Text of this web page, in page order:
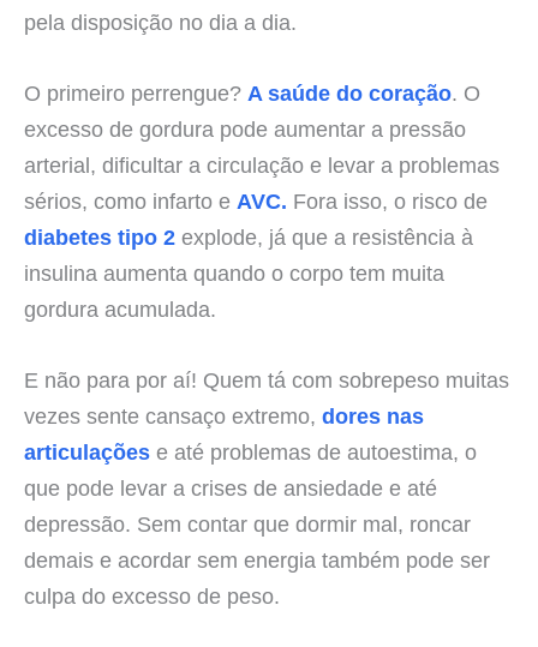
pela disposição no dia a dia.
O primeiro perrengue? A saúde do coração. O
excesso de gordura pode aumentar a pressão
arterial, dificultar a circulação e levar a problemas
sérios, como infarto e AVC. Fora isso, o risco de
diabetes tipo 2 explode, já que a resistência à
insulina aumenta quando o corpo tem muita
gordura acumulada.
E não para por aí! Quem tá com sobrepeso muitas
vezes sente cansaço extremo, dores nas
articulações e até problemas de autoestima, o
que pode levar a crises de ansiedade e até
depressão. Sem contar que dormir mal, roncar
demais e acordar sem energia também pode ser
culpa do excesso de peso.